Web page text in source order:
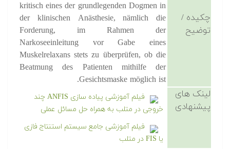
چکیده /
توضیح
kritisch eines der grundlegenden Dogmen in
der klinischen Anästhesie, nämlich die
Forderung, im Rahmen der
Narkoseeinleitung vor Gabe eines
Muskelrelaxans stets zu überprüfen, ob die
Beatmung des Patienten mithilfe der
Gesichtsmaske möglich ist.
لینک های
پیشنهادی
فیلم آموزشی پیاده سازی ANFIS چند
خروجی در متلب به همراه حل مسائل عملی
فیلم آموزشی جامع سیستم استنتاج فازی
یا FIS در متلب